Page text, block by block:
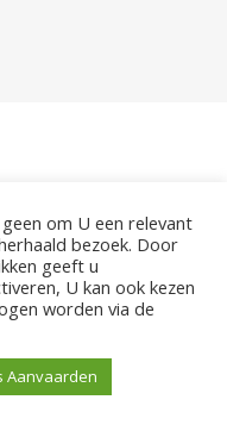
De Pinte.
De Pinte
om U een relevant
bezoek. Door
geeft u
U kan ook kezen
worden via de
Aanvaarden